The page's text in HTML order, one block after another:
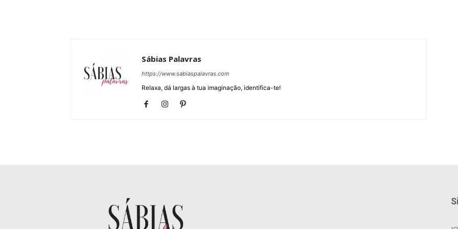
Sábias Palavras
https://www.sabiaspalavras.com
Relaxa, dá largas à tua imaginação, identifica-te!